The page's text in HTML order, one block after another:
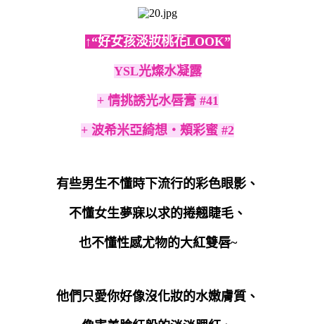
↑“好女孩淡妝桃花LOOK”
YSL光燦水凝露
+ 情挑誘光水唇膏 #41
+ 波希米亞綺想‧頰彩蜜 #2
有些男生不懂時下流行的彩色眼影、
不懂女生夢寐以求的捲翹睫毛、
也不懂性感尤物的大紅雙唇~
他們只愛你好像沒化妝的水嫩膚質、